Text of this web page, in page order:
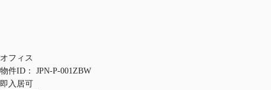
オフィス
物件ID：
JPN-P-001ZBW
即入居可